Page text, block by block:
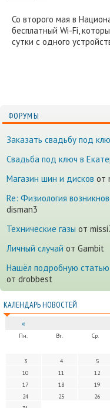
Со второго мая в
бесплатный Wi-Fi,
сутки с одного
ФОРУМЫ
Заказать свадьбу под
Cвадьба под ключ в
Магазин шин и дисков от
Re: Физиология
disman3
Технические газы от
Личный случай от Gambit
Нашёл подробную статью
от drobbest
КАЛЕНДАРЬ НОВОСТЕЙ
«
Пн. Вт. Ср.
3
4 5
10
11 12
17
18 19
24
25 26